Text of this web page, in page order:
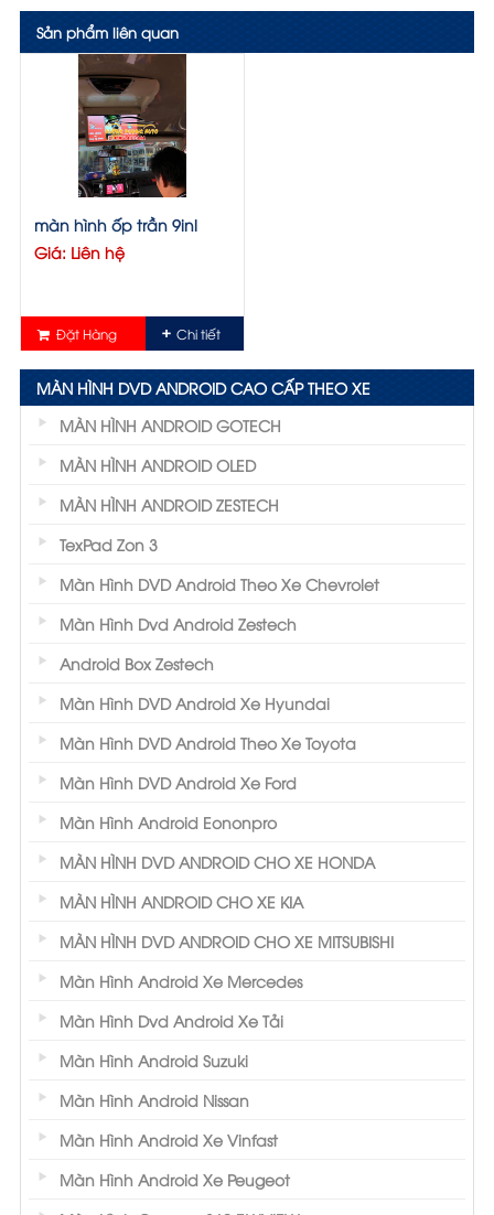
Sản phẩm liên quan
màn hình ốp trần 9inl
Giá: Liên hệ
Đặt Hàng Chi tiết
MÀN HÌNH DVD ANDROID CAO CẤP THEO XE
MÀN HÌNH ANDROID GOTECH
MÀN HÌNH ANDROID OLED
MÀN HÌNH ANDROID ZESTECH
TexPad Zon 3
Màn Hình DVD Android Theo Xe Chevrolet
Màn Hình Dvd Android Zestech
Android Box Zestech
Màn Hình DVD Android Xe Hyundai
Màn Hình DVD Android Theo Xe Toyota
Màn Hình DVD Android Xe Ford
Màn Hình Android Eononpro
MÀN HÌNH DVD ANDROID CHO XE HONDA
MÀN HÌNH ANDROID CHO XE KIA
MÀN HÌNH DVD ANDROID CHO XE MITSUBISHI
Màn Hình Android Xe Mercedes
Màn Hình Dvd Android Xe Tải
Màn Hình Android Suzuki
Màn Hình Android Nissan
Màn Hình Android Xe Vinfast
Màn Hình Android Xe Peugeot